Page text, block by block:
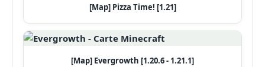
[Map] Pizza Time! [1.21]
[Map] Evergrowth [1.20.6 - 1.21.1]